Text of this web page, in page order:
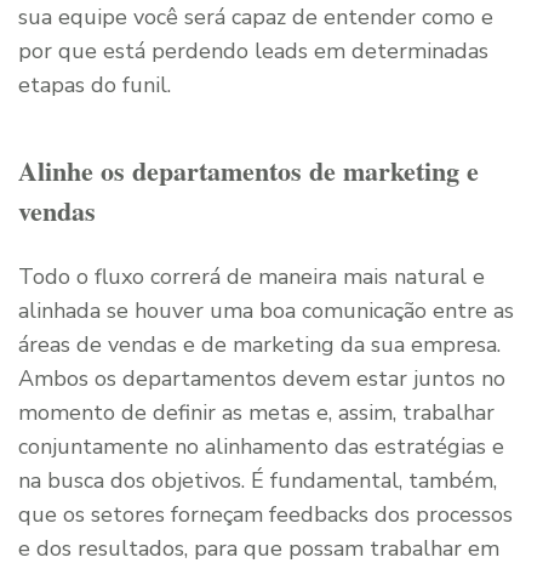
sua equipe você será capaz de entender como e
por que está perdendo leads em determinadas
etapas do funil.
Alinhe os departamentos de marketing e
vendas
Todo o fluxo correrá de maneira mais natural e
alinhada se houver uma boa comunicação entre as
áreas de vendas e de marketing da sua empresa.
Ambos os departamentos devem estar juntos no
momento de definir as metas e, assim, trabalhar
conjuntamente no alinhamento das estratégias e
na busca dos objetivos. É fundamental, também,
que os setores forneçam feedbacks dos processos
e dos resultados, para que possam trabalhar em